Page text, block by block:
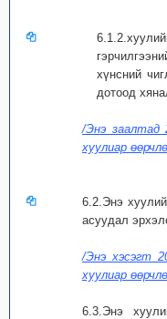
хүнсний
дотоод
/Энэ заалтад
хуулиар
6.2.Энэ
асуудал
/Энэ хэсэгт
хуулиар
6.3.Энэ